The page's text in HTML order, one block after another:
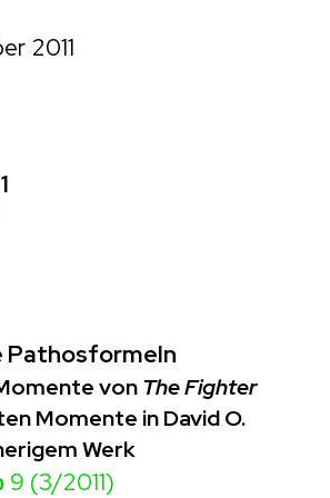
2011
Pathosformeln
vonThe Fighter
Momente in David O.
Werk
9 (3/2011)